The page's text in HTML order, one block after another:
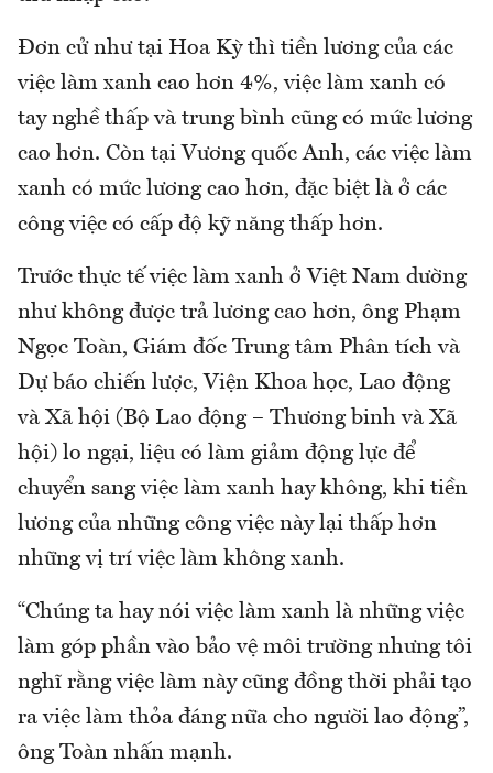
Đơn cử như tại Hoa Kỳ thì tiền lương của các
việc làm xanh cao hơn 4%, việc làm xanh có
tay nghề thấp và trung bình cũng có mức lương
cao hơn. Còn tại Vương quốc Anh, các việc làm
xanh có mức lương cao hơn, đặc biệt là ở các
công việc có cấp độ kỹ năng thấp hơn.
Trước thực tế việc làm xanh ở Việt Nam dường
như không được trả lương cao hơn, ông Phạm
Ngọc Toàn, Giám đốc Trung tâm Phân tích và
Dự báo chiến lược, Viện Khoa học, Lao động
và Xã hội (Bộ Lao động – Thương binh và Xã
hội) lo ngại, liệu có làm giảm động lực để
chuyển sang việc làm xanh hay không, khi tiền
lương của những công việc này lại thấp hơn
những vị trí việc làm không xanh.
“Chúng ta hay nói việc làm xanh là những việc
làm góp phần vào bảo vệ môi trường nhưng tôi
nghĩ rằng việc làm này cũng đồng thời phải tạo
ra việc làm thỏa đáng nữa cho người lao động”,
ông Toàn nhấn mạnh.